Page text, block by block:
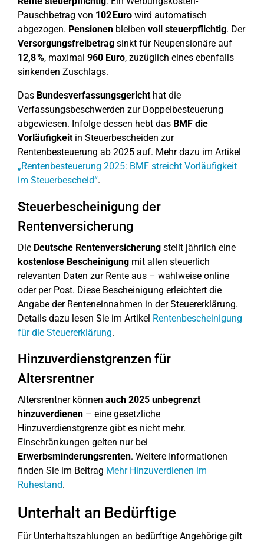
Pauschbetrag von 102 Euro wird automatisch
abgezogen. Pensionen bleiben voll steuerpflichtig. Der
Versorgungsfreibetrag sinkt für Neupensionäre auf
12,8 %, maximal 960 Euro, zuzüglich eines ebenfalls
sinkenden Zuschlags.
Das Bundesverfassungsgerichthat die
Verfassungsbeschwerden zur Doppelbesteuerung
abgewiesen. Infolge dessen hebt das BMF die
Vorläufigkeitin Steuerbescheiden zur
Rentenbesteuerung ab 2025 auf. Mehr dazu im Artikel
„Rentenbesteuerung 2025: BMF streicht Vorläufigkeit
im Steuerbescheid“.
Steuerbescheinigung der
Rentenversicherung
Die Deutsche Rentenversicherung stellt jährlich eine
kostenlose Bescheinigung mit allen steuerlich
relevanten Daten zur Rente aus – wahlweise online
oder per Post. Diese Bescheinigung erleichtert die
Angabe der Renteneinnahmen in der Steuererklärung.
Details dazu lesen Sie im Artikel Rentenbescheinigung
für die Steuererklärung.
Hinzuverdienstgrenzen für
Altersrentner
Altersrentner können auch 2025 unbegrenzt
hinzuverdienen – eine gesetzliche
Hinzuverdienstgrenze gibt es nicht mehr.
Einschränkungen gelten nur bei
Erwerbsminderungsrenten. Weitere Informationen
finden Sie im Beitrag Mehr Hinzuverdienen im
Ruhestand.
Unterhalt an Bedürftige
Für Unterhaltszahlungen an bedürftige Angehörige gilt